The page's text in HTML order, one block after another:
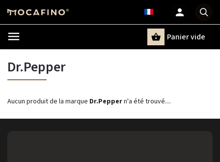
Panier vide
Dr.Pepper
Aucun produit de la marque Dr.Peppern'a été trouvé....